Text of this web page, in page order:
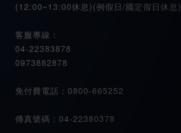
(12:00~13:00休息)(例假日/國定假日休息)
客服專線：
04-22383878
0973882878
免付費電話：0800-665252
傳真號碼：04-22380378